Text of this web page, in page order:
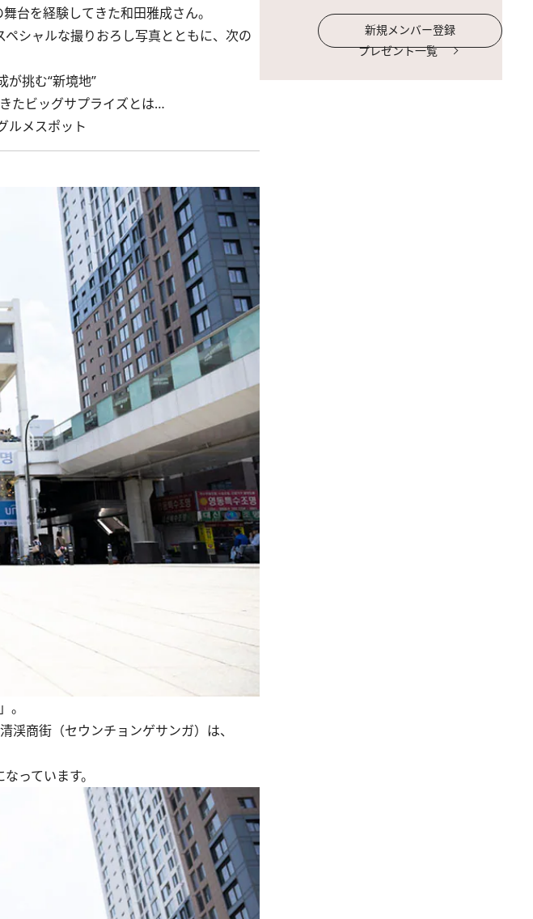
台を経験してきた和田雅成さん。
シャルな撮りおろし写真とともに、次の
が挑む“新境地”
たビッグサプライズとは…
ルメスポット
。
渓商街（セウンチョンゲサンガ）は、
っています。
新規メンバー登録
プレゼント一覧